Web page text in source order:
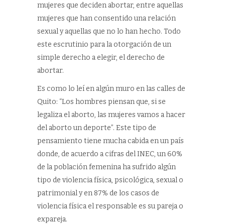
mujeres que deciden abortar, entre aquellas
mujeres que han consentido una relación
sexual y aquellas que no lo han hecho. Todo
este escrutinio para la otorgación de un
simple derecho a elegir, el derecho de
abortar.
Es como lo leí en algún muro en las calles de
Quito: “Los hombres piensan que, si se
legaliza el aborto, las mujeres vamos a hacer
del aborto un deporte”. Este tipo de
pensamiento tiene mucha cabida en un país
donde, de acuerdo a cifras del INEC, un 60%
de la población femenina ha sufrido algún
tipo de violencia física, psicológica, sexual o
patrimonial y en 87% de los casos de
violencia física el responsable es su pareja o
expareja.